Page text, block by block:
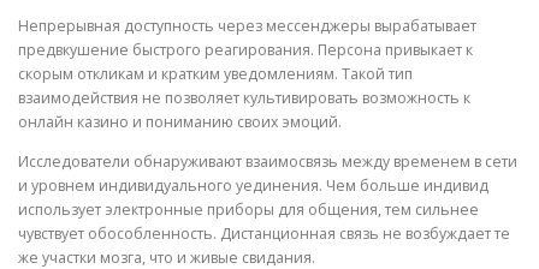
Непрерывная доступность через мессенджеры вырабатывает
предвкушение быстрого реагирования. Персона привыкает к
скорым откликам и кратким уведомлениям. Такой тип
взаимодействия не позволяет культивировать возможность к
онлайн казино и пониманию своих эмоций.
Исследователи обнаруживают взаимосвязь между временем в сети
и уровнем индивидуального уединения. Чем больше индивид
использует электронные приборы для общения, тем сильнее
чувствует обособленность. Дистанционная связь не возбуждает те
же участки мозга, что и живые свидания.